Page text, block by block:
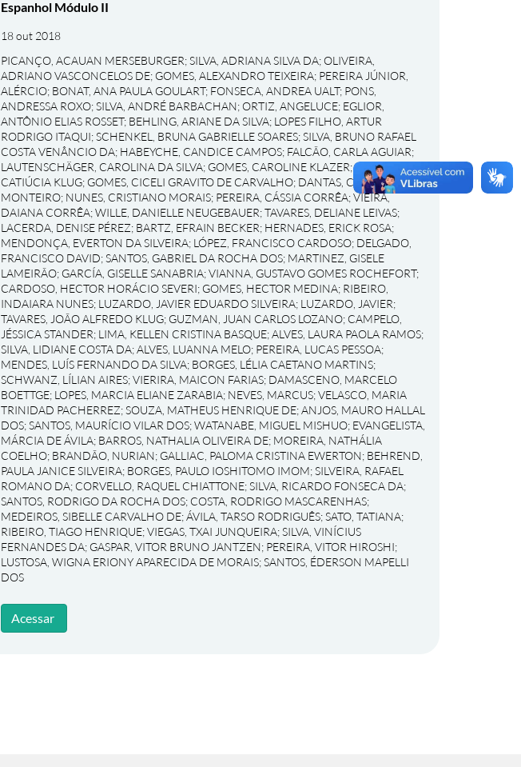
Espanhol Módulo II
18 out 2018
PICANÇO, ACAUAN MERSEBURGER;SILVA, ADRIANA SILVA DA;OLIVEIRA,
ADRIANO VASCONCELOS DE; GOMES, ALEXANDRO TEIXEIRA; PEREIRA JÚNIOR,
ALÉRCIO; BONAT, ANA PAULA GOULART; FONSECA, ANDREA UALT; PONS,
ANDRESSA ROXO;SILVA, ANDRÉ BARBACHAN;ORTIZ, ANGELUCE; EGLIOR,
ANTÔNIO ELIAS ROSSET; BEHLING, ARIANE DA SILVA; LOPES FILHO, ARTUR
RODRIGO ITAQUI;SCHENKEL, BRUNA GABRIELLE SOARES;SILVA, BRUNO RAFAEL
COSTA VENÂNCIO DA; HABEYCHE, CANDICE CAMPOS; FALCÃO, CARLA AGUIAR;
LAUTENSCHÄGER, CAROLINA DA SILVA; GOMES, CAROLINE KLAZER;SCHNEIDER,
CATIÚCIA KLUG; GOMES, CICELI GRAVITO DE CARVALHO; DANTAS, CRISTIANE
MONTEIRO; NUNES, CRISTIANO MORAIS; PEREIRA, CÁSSIA CORRÊA;VIEIRA,
DAIANA CORRÊA;WILLE, DANIELLE NEUGEBAUER;TAVARES, DELIANE LEIVAS;
LACERDA, DENISE PÉREZ; BARTZ, EFRAIN BECKER; HERNADES, ERICK ROSA;
MENDONÇA, EVERTON DA SILVEIRA; LÓPEZ, FRANCISCO CARDOSO; DELGADO,
FRANCISCO DAVID;SANTOS, GABRIEL DA ROCHA DOS; MARTINEZ, GISELE
LAMEIRÃO; GARCÍA, GISELLE SANABRIA;VIANNA, GUSTAVO GOMES ROCHEFORT;
CARDOSO, HECTOR HORÁCIO SEVERI; GOMES, HECTOR MEDINA; RIBEIRO,
INDAIARA NUNES; LUZARDO, JAVIER EDUARDO SILVEIRA; LUZARDO, JAVIER;
TAVARES, JOÃO ALFREDO KLUG; GUZMAN, JUAN CARLOS LOZANO; CAMPELO,
JÉSSICA STANDER; LIMA, KELLEN CRISTINA BASQUE;ALVES, LAURA PAOLA RAMOS;
SILVA, LIDIANE COSTA DA;ALVES, LUANNA MELO; PEREIRA, LUCAS PESSOA;
MENDES, LUÍS FERNANDO DA SILVA; BORGES, LÉLIA CAETANO MARTINS;
SCHWANZ, LÍLIAN AIRES;VIERIRA, MAICON FARIAS; DAMASCENO, MARCELO
BOETTGE; LOPES, MARCIA ELIANE ZARABIA; NEVES, MARCUS;VELASCO, MARIA
TRINIDAD PACHERREZ;SOUZA, MATHEUS HENRIQUE DE;ANJOS, MAURO HALLAL
DOS;SANTOS, MAURÍCIO VILAR DOS;WATANABE, MIGUEL MISHUO; EVANGELISTA,
MÁRCIA DE ÁVILA; BARROS, NATHALIA OLIVEIRA DE; MOREIRA, NATHÁLIA
COELHO; BRANDÃO, NURIAN; GALLIAC, PALOMA CRISTINA EWERTON; BEHREND,
PAULA JANICE SILVEIRA; BORGES, PAULO IOSHITOMO IMOM;SILVEIRA, RAFAEL
ROMANO DA; CORVELLO, RAQUEL CHIATTONE;SILVA, RICARDO FONSECA DA;
SANTOS, RODRIGO DA ROCHA DOS; COSTA, RODRIGO MASCARENHAS;
MEDEIROS, SIBELLE CARVALHO DE;ÁVILA, TARSO RODRIGUÊS;SATO, TATIANA;
RIBEIRO, TIAGO HENRIQUE;VIEGAS, TXAI JUNQUEIRA;SILVA, VINÍCIUS
FERNANDES DA; GASPAR, VITOR BRUNO JANTZEN; PEREIRA, VITOR HIROSHI;
LUSTOSA, WIGNA ERIONY APARECIDA DE MORAIS;SANTOS, ÉDERSON MAPELLI
DOS
Acessar